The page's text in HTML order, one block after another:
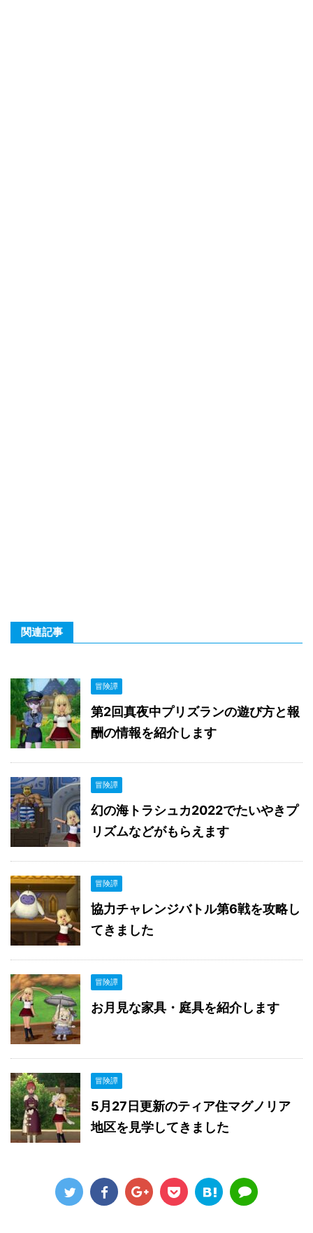
関連記事
冒険譚
第2回真夜中プリズランの遊び方と報
酬の情報を紹介します
冒険譚
幻の海トラシュカ2022でたいやきプ
リズムなどがもらえます
冒険譚
協力チャレンジバトル第6戦を攻略し
てきました
冒険譚
お月見な家具・庭具を紹介します
冒険譚
5月27日更新のティア住マグノリア
地区を見学してきました